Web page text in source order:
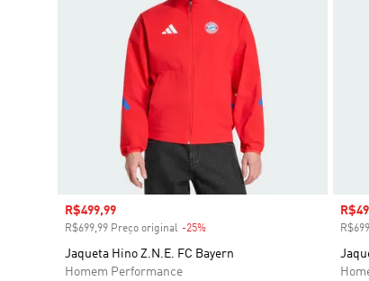
Preço com desconto
R$499,99
R$699,99 Preço original -25%
Jaqueta Hino Z.N.E. FC Bayern
Homem Performance